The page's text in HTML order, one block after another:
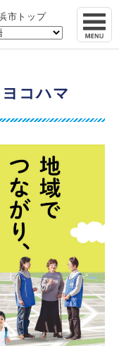
市トップ
コハマ